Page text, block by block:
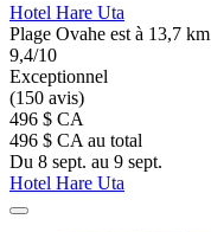
Hotel Hare Uta
Plage Ovahe est à 13,7 km
9,4/10
Exceptionnel
(150 avis)
496 $ CA
496 $ CA au total
Du 8 sept. au 9 sept.
Hotel Hare Uta